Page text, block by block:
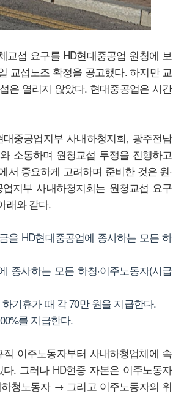
교섭 요구를 HD현대중공업 원청에 보
교섭노조 확정을 공고했다. 하지만 교
은 열리지 않았다. 현대중공업은 시간
중공업지부 사내하청지회, 광주전남
소통하며 원청교섭 투쟁을 진행하고
중요하게 고려하며 준비한 것은 원·
지부 사내하청지회는 원청교섭 요구
래와 같다.
을 HD현대중공업에 종사하는 모든 하
종사하는 모든 하청·이주노동자(시급
기휴가 때 각 70만 원을 지급한다.
를 지급한다.
이주노동자부터 사내하청업체에 속
. 그러나 HD현중 자본은 이주노동자
청노동자 → 그리고 이주노동자의 위